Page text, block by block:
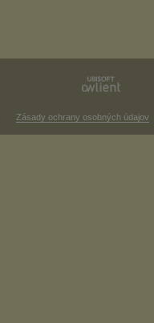
Zásady ochrany osobných údajov